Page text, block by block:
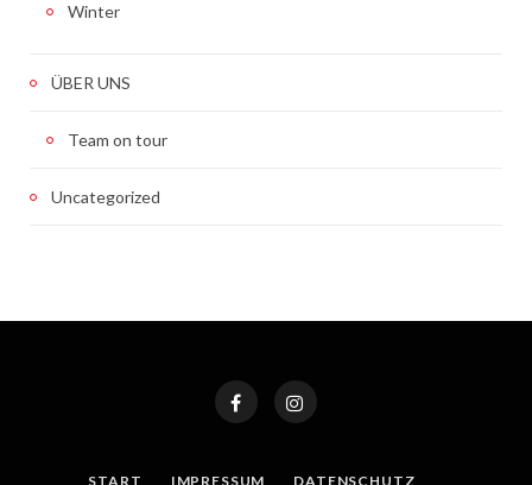
Winter
ÜBER UNS
Team on tour
Uncategorized
START IMPRESSUM DATENSCHUTZ